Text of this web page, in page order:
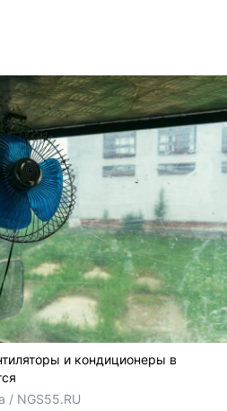
и кондиционеры в
/ NGS55.RU